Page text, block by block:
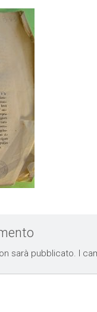
sarà pubblicato. I